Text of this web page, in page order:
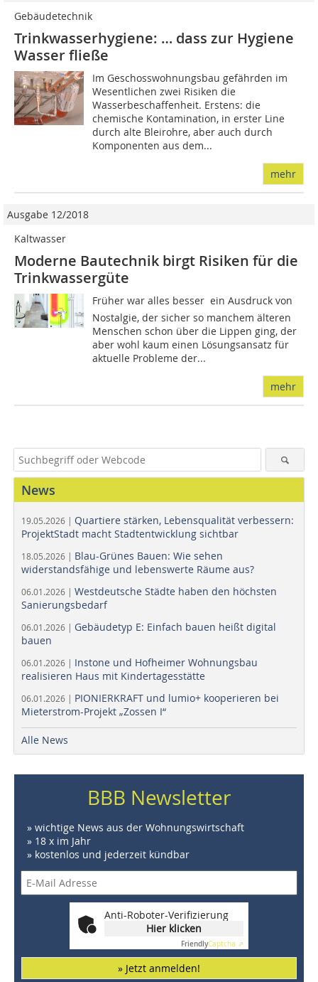
Gebäudetechnik
Trinkwasserhygiene: … dass zur Hygiene
Wasser fließe
Im Geschosswohnungsbau gefährden im
Wesentlichen zwei Risiken die
Wasserbeschaffenheit. Erstens: die
chemische Kontamination, in erster Line
durch alte Bleirohre, aber auch durch
Komponenten aus dem...
mehr
Ausgabe 12/2018
Kaltwasser
Moderne Bautechnik birgt Risiken für die
Trinkwassergüte
Früher war alles besser  ein Ausdruck von
Nostalgie, der sicher so manchem älteren
Menschen schon über die Lippen ging, der
aber wohl kaum einen Lösungsansatz für
aktuelle Probleme der...
mehr
News
19.05.2026 | Quartiere stärken, Lebensqualität verbessern:
ProjektStadt macht Stadtentwicklung sichtbar
18.05.2026 | Blau-Grünes Bauen: Wie sehen
widerstandsfähige und lebenswerte Räume aus?
06.01.2026 | Westdeutsche Städte haben den höchsten
Sanierungsbedarf
06.01.2026 | Gebäudetyp E: Einfach bauen heißt digital
bauen
06.01.2026 | Instone und Hofheimer Wohnungsbau
realisieren Haus mit Kindertagesstätte
06.01.2026 | PIONIERKRAFT und lumio+ kooperieren bei
Mieterstrom-Projekt „Zossen I“
Alle News
BBB Newsletter
» wichtige News aus der Wohnungswirtschaft
» 18 x im Jahr
» kostenlos und jederzeit kündbar
Anti-Roboter-Verifizierung
Hier klicken
FriendlyCaptcha ⇗
» Jetzt anmelden!